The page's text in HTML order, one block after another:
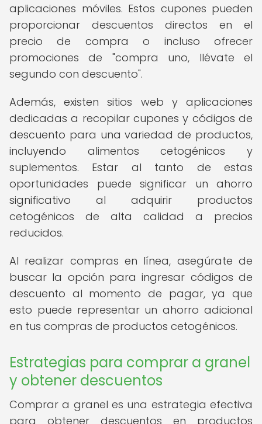
aplicaciones móviles. Estos cupones pueden
proporcionar descuentos directos en el
precio de compra o incluso ofrecer
promociones de "compra uno, llévate el
segundo con descuento".
Además, existen sitios web y aplicaciones
dedicadas a recopilar cupones y códigos de
descuento para una variedad de productos,
incluyendo alimentos cetogénicos y
suplementos. Estar al tanto de estas
oportunidades puede significar un ahorro
significativo al adquirir productos
cetogénicos de alta calidad a precios
reducidos.
Al realizar compras en línea, asegúrate de
buscar la opción para ingresar códigos de
descuento al momento de pagar, ya que
esto puede representar un ahorro adicional
en tus compras de productos cetogénicos.
Estrategias para comprar a granel
y obtener descuentos
Comprar a granel es una estrategia efectiva
para obtener descuentos en productos